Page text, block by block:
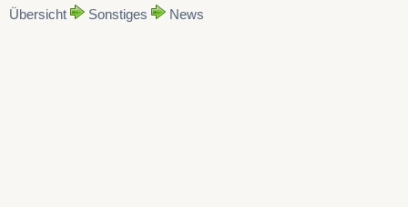
Übersicht Sonstiges News